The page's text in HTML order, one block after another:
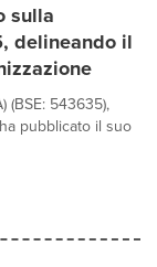
sulla
delineando il
(BSE: 543635),
pubblicato il suo